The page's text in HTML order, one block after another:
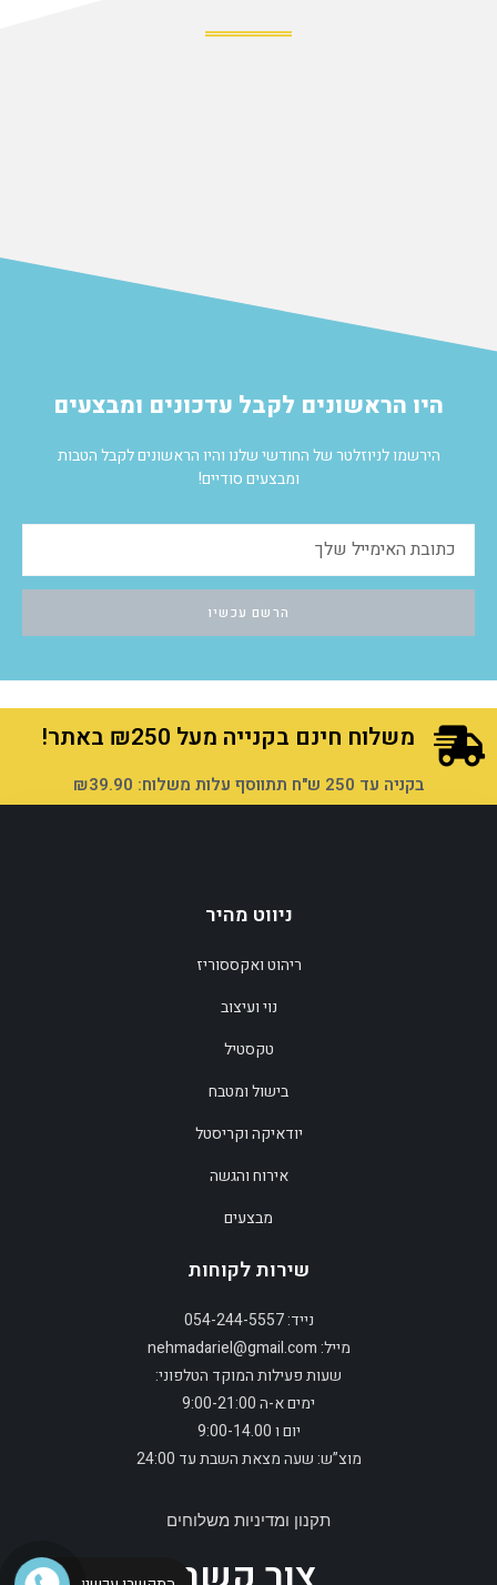
היו הראשונים לקבל עדכונים ומבצעים
הירשמו לניוזלטר של החודשי שלנו והיו הראשונים לקבל הטבות
ומבצעים סודיים!
הרשם עכשיו
משלוח חינם בקנייה מעל ₪250 באתר!
בקניה עד 250 ש"ח תתווסף עלות משלוח: ₪39.90
ניווט מהיר
ריהוט ואקססוריז
נוי ועיצוב
טקסטיל
בישול ומטבח
יודאיקה וקריסטל
אירוח והגשה
מבצעים
שירות לקוחות
נייד: 054-244-5557
מייל: nehmadariel@gmail.com
שעות פעילות המוקד הטלפוני:
ימים א-ה 9:00-21:00
יום ו 9:00-14.00
מוצ”ש: שעה מצאת השבת עד 24:00
תקנון ומדיניות משלוחים